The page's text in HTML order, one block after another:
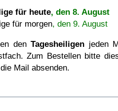
für heute, den 8. August
für morgen, den 9. August
denTagesheiligen jeden
Zum Bestellen bitte
Mail absenden.